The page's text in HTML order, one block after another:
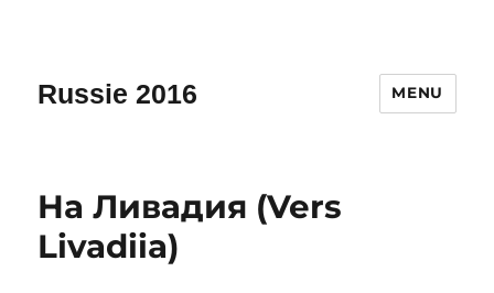
Russie 2016 MENU
Ha Ливадия (Vers
Livadiia)